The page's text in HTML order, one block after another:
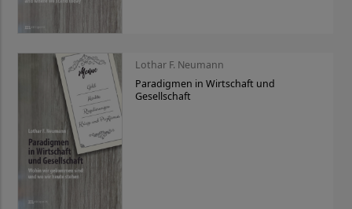
Lothar F. Neumann
Paradigmen in Wirtschaft und
Gesellschaft